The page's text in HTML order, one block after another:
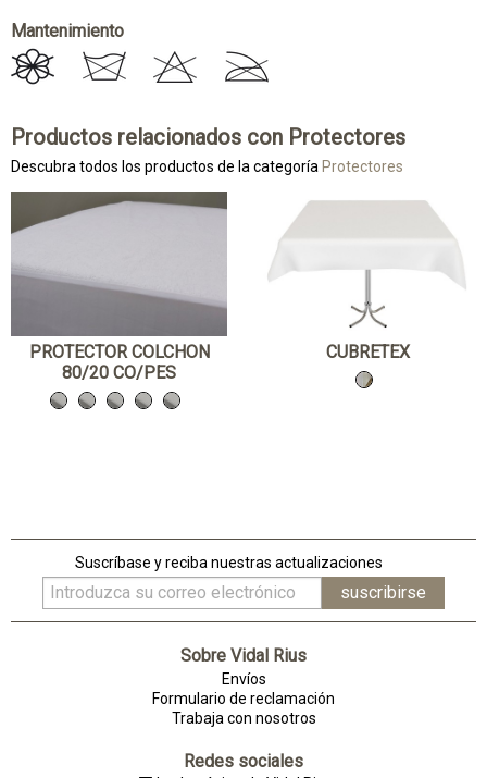
Mantenimiento
Productos relacionados con Protectores
Descubra todos los productos de la categoría Protectores
PROTECTOR COLCHON
80/20 CO/PES
CUBRETEX
Suscríbase y reciba nuestras actualizaciones
Sobre Vidal Rius
Envíos
Formulario de reclamación
Trabaja con nosotros
Redes sociales